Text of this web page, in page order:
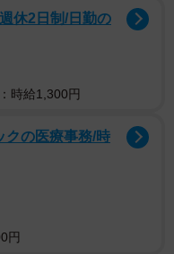
声優の岡村明美さん
トは今後について、
られたキャラクターへ
続き務めていただきま
休2日制/日勤の
時給1,300円
クの医療事務/時
円